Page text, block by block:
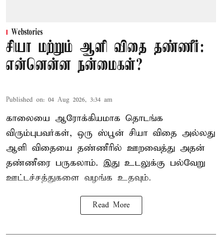
Webstories
சியா மற்றும் ஆளி விதை தண்ணீர்:
என்னென்ன நன்மைகள்?
Published on: 04 Aug 2026, 3:34 am
காலையை ஆரோக்கியமாக தொடங்க
விரும்புபவர்கள், ஒரு ஸ்பூன் சியா விதை அல்லது
ஆளி விதையை தண்ணீரில் ஊறவைத்து அதன்
தண்ணீரை பருகலாம். இது உடலுக்கு பல்வேறு
ஊட்டச்சத்துகளை வழங்க உதவும்.
Read More